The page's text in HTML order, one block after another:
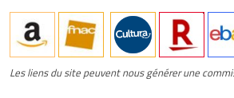
Les liens du site peuvent nous générer une